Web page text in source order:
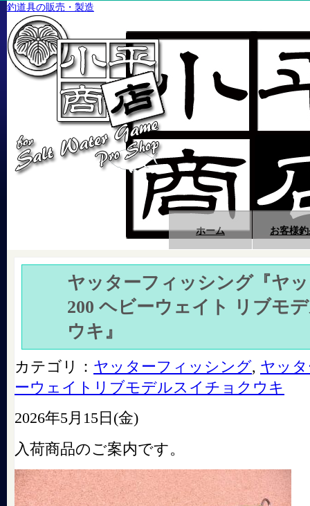
釣道具の販売・製造
ホーム お客様
ヤッターフィッシング『ヤ
200 ヘビーウェイト リブモ
ウキ』
カテゴリ： ヤッターフィッシング, ヤッ
ーウェイトリブモデルスイチョクウキ
2026年5月15日(金)
入荷商品のご案内です。